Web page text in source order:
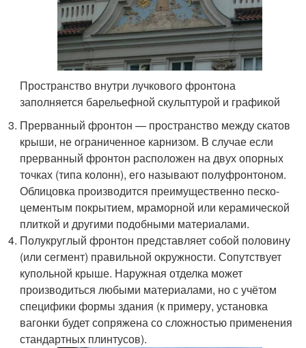
Пространство внутри лучкового фронтона
заполняется барельефной скульптурой и графикой
Прерванный фронтон — пространство между скатов
крыши, не ограниченное карнизом. В случае если
прерванный фронтон расположен на двух опорных
точках (типа колонн), его называют полуфронтоном.
Облицовка производится преимущественно песко-
цементым покрытием, мраморной или керамической
плиткой и другими подобными материалами.
Полукруглый фронтон представляет собой половину
(или сегмент) правильной окружности. Сопутствует
купольной крыше. Наружная отделка может
производиться любыми материалами, но с учётом
специфики формы здания (к примеру, установка
вагонки будет сопряжена со сложностью применения
стандартных плинтусов).